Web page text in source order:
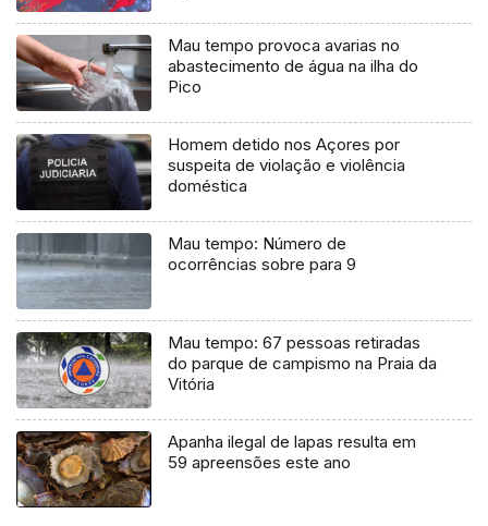
Mau tempo provoca avarias no
abastecimento de água na ilha do
Pico
Homem detido nos Açores por
suspeita de violação e violência
doméstica
Mau tempo: Número de
ocorrências sobre para 9
Mau tempo: 67 pessoas retiradas
do parque de campismo na Praia da
Vitória
Apanha ilegal de lapas resulta em
59 apreensões este ano